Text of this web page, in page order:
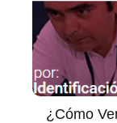
¿Cómo